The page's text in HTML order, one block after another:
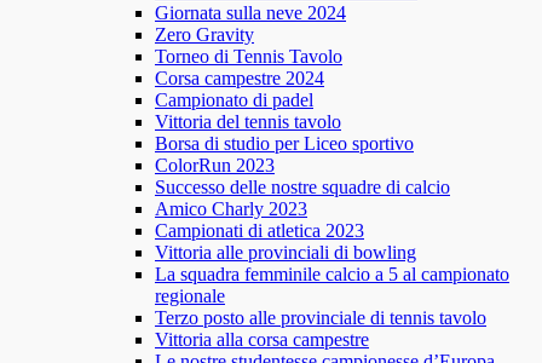
Giornata sulla neve 2024
Zero Gravity
Torneo di Tennis Tavolo
Corsa campestre 2024
Campionato di padel
Vittoria del tennis tavolo
Borsa di studio per Liceo sportivo
ColorRun 2023
Successo delle nostre squadre di calcio
Amico Charly 2023
Campionati di atletica 2023
Vittoria alle provinciali di bowling
La squadra femminile calcio a 5 al campionato
regionale
Terzo posto alle provinciale di tennis tavolo
Vittoria alla corsa campestre